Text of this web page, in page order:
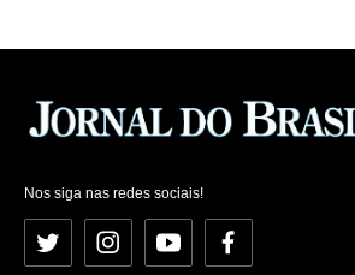
Nos siga nas redes sociais!
Twitter InstagramYouTubeFacebook